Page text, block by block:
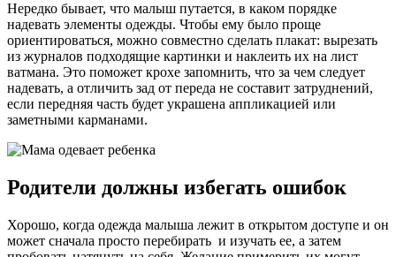
Нередко бывает, что малыш путается, в каком порядке
надевать элементы одежды. Чтобы ему было проще
ориентироваться, можно совместно сделать плакат: вырезать
из журналов подходящие картинки и наклеить их на лист
ватмана. Это поможет крохе запомнить, что за чем следует
надевать, а отличить зад от переда не составит затруднений,
если передняя часть будет украшена аппликацией или
заметными карманами.
Родители должны избегать ошибок
Хорошо, когда одежда малыша лежит в открытом доступе и он
может сначала просто перебирать и изучать ее, а затем